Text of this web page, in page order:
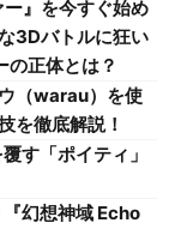
ー』を今すぐ始め
3Dバトルに狂い
の正体とは？
（warau）を使
を徹底解説！
す「ポイティ」
『幻想神域 Echo